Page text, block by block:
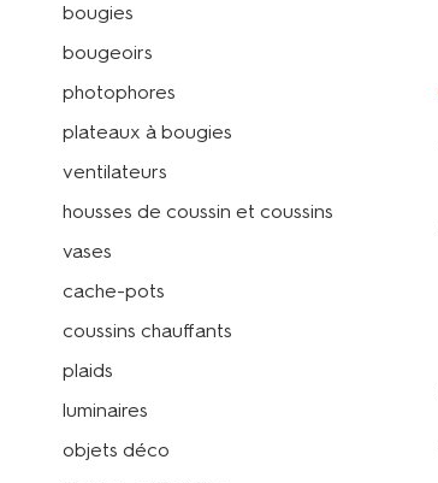
bougies
bougeoirs
photophores
plateaux à bougies
ventilateurs
housses de coussin et coussins
vases
cache-pots
coussins chauffants
plaids
luminaires
objets déco